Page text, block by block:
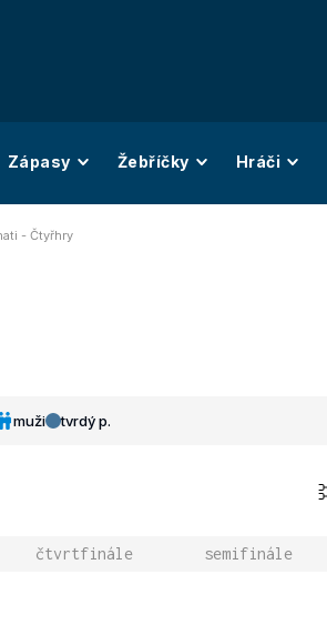
Zápasy Žebříčky Hráči
- Čtyřhry
muži tvrdý p.
čtvrtfinále semifinále